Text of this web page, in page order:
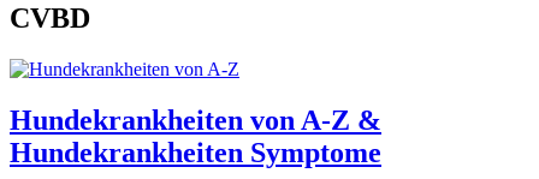
CVBD
Hundekrankheiten von A-Z &
Hundekrankheiten Symptome